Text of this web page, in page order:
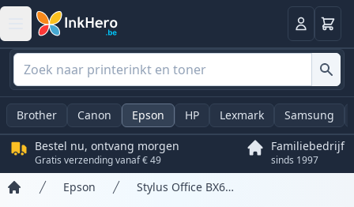
Log in
Brother Canon Epson HP Lexmark Samsung
Bestel nu, ontvang morgen
Gratis verzending vanaf € 49
Familiebedrijf
sinds 1997
Epson Stylus Office BX630FW